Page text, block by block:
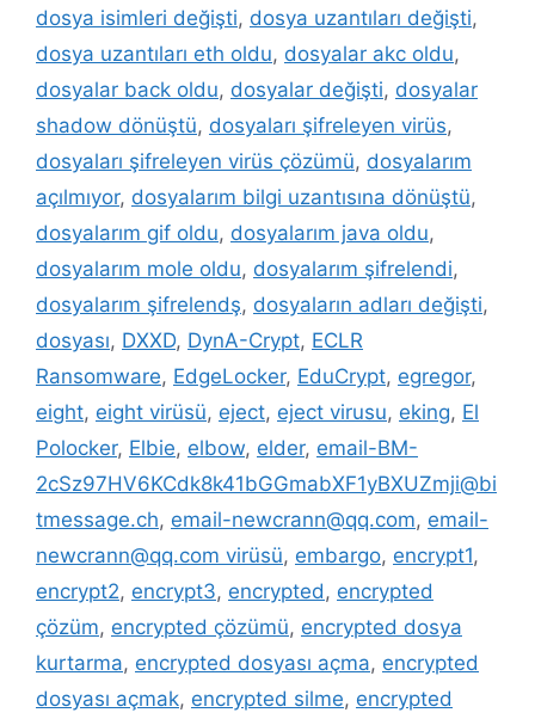
dosya isimleri değişti, dosya uzantıları değişti,
dosya uzantıları eth oldu, dosyalar akc oldu,
dosyalar back oldu, dosyalar değişti, dosyalar
shadow dönüştü, dosyaları şifreleyen virüs,
dosyaları şifreleyen virüs çözümü, dosyalarım
açılmıyor, dosyalarım bilgi uzantısına dönüştü,
dosyalarım gif oldu, dosyalarım java oldu,
dosyalarım mole oldu, dosyalarım şifrelendi,
dosyalarım şifrelendş, dosyaların adları değişti,
dosyası, DXXD, DynA-Crypt, ECLR
Ransomware, EdgeLocker, EduCrypt, egregor,
eight, eight virüsü, eject, eject virusu, eking, El
Polocker, Elbie, elbow, elder, email-BM-
2cSz97HV6KCdk8k41bGGmabXF1yBXUZmji@bi
tmessage.ch, email-newcrann@qq.com, email-
newcrann@qq.com virüsü, embargo, encrypt1,
encrypt2, encrypt3, encrypted, encrypted
çözüm, encrypted çözümü, encrypted dosya
kurtarma, encrypted dosyası açma, encrypted
dosyası açmak, encrypted silme, encrypted